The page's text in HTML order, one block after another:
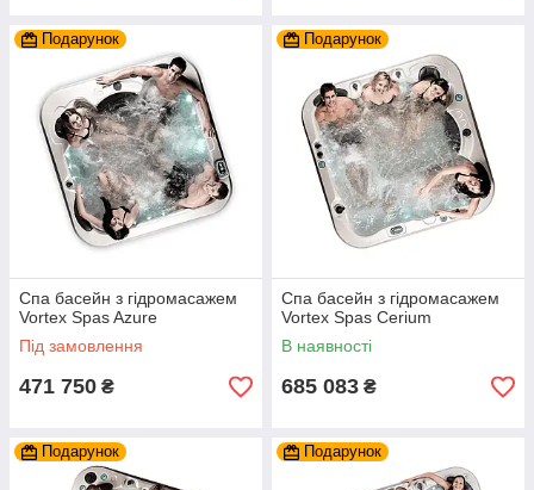
Подарунок
Спа басейн з гідромасажем
Vortex Spas Azure
Під замовлення
471 750 ₴
Подарунок
Спа басейн з гідромасажем
Vortex Spas Cerium
В наявності
685 083 ₴
Подарунок Подарунок